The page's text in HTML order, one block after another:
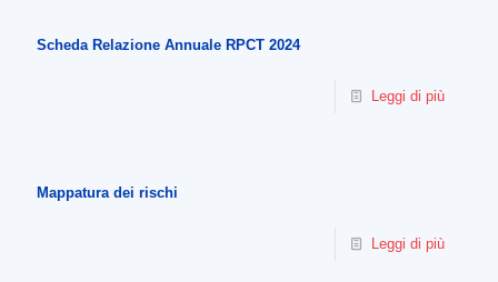
Scheda Relazione Annuale RPCT 2024
Leggi di più
Mappatura dei rischi
Leggi di più